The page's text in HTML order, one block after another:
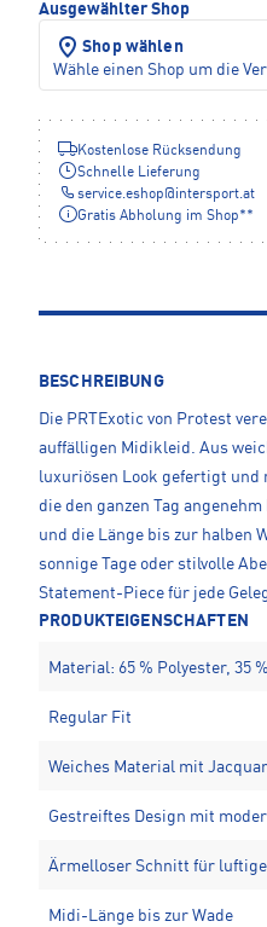
Ausgewählter Shop
Shop wählen
Wähle einen Shop um die
Kostenlose Rücksendung
Schnelle Lieferung
service.eshop@ intersport.at
Gratis Abholung im Shop**
BESCHREIBUNG
Die PRTExotic von Protest
auffälligen Midikleid. Aus
luxuriösen Look gefertigt und
die den ganzen Tag
und die Länge bis zur halben
sonnige Tage oder stilvolle
Statement-Piece für jede
PRODUKTEIGENSCHAFTEN
Material: 65 % Polyester, 35
Regular Fit
Weiches Material mit
Gestreiftes Design mit
Ärmelloser Schnitt für
Midi-Länge bis zur Wade